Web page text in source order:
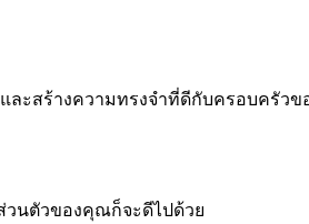
ละสร้างความทรงจำที่ดีกับครอบครัว
วนตัวของคุณก็จะดีไปด้วย